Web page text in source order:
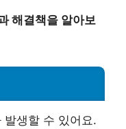
해결책을 알아보
발생할 수 있어요.